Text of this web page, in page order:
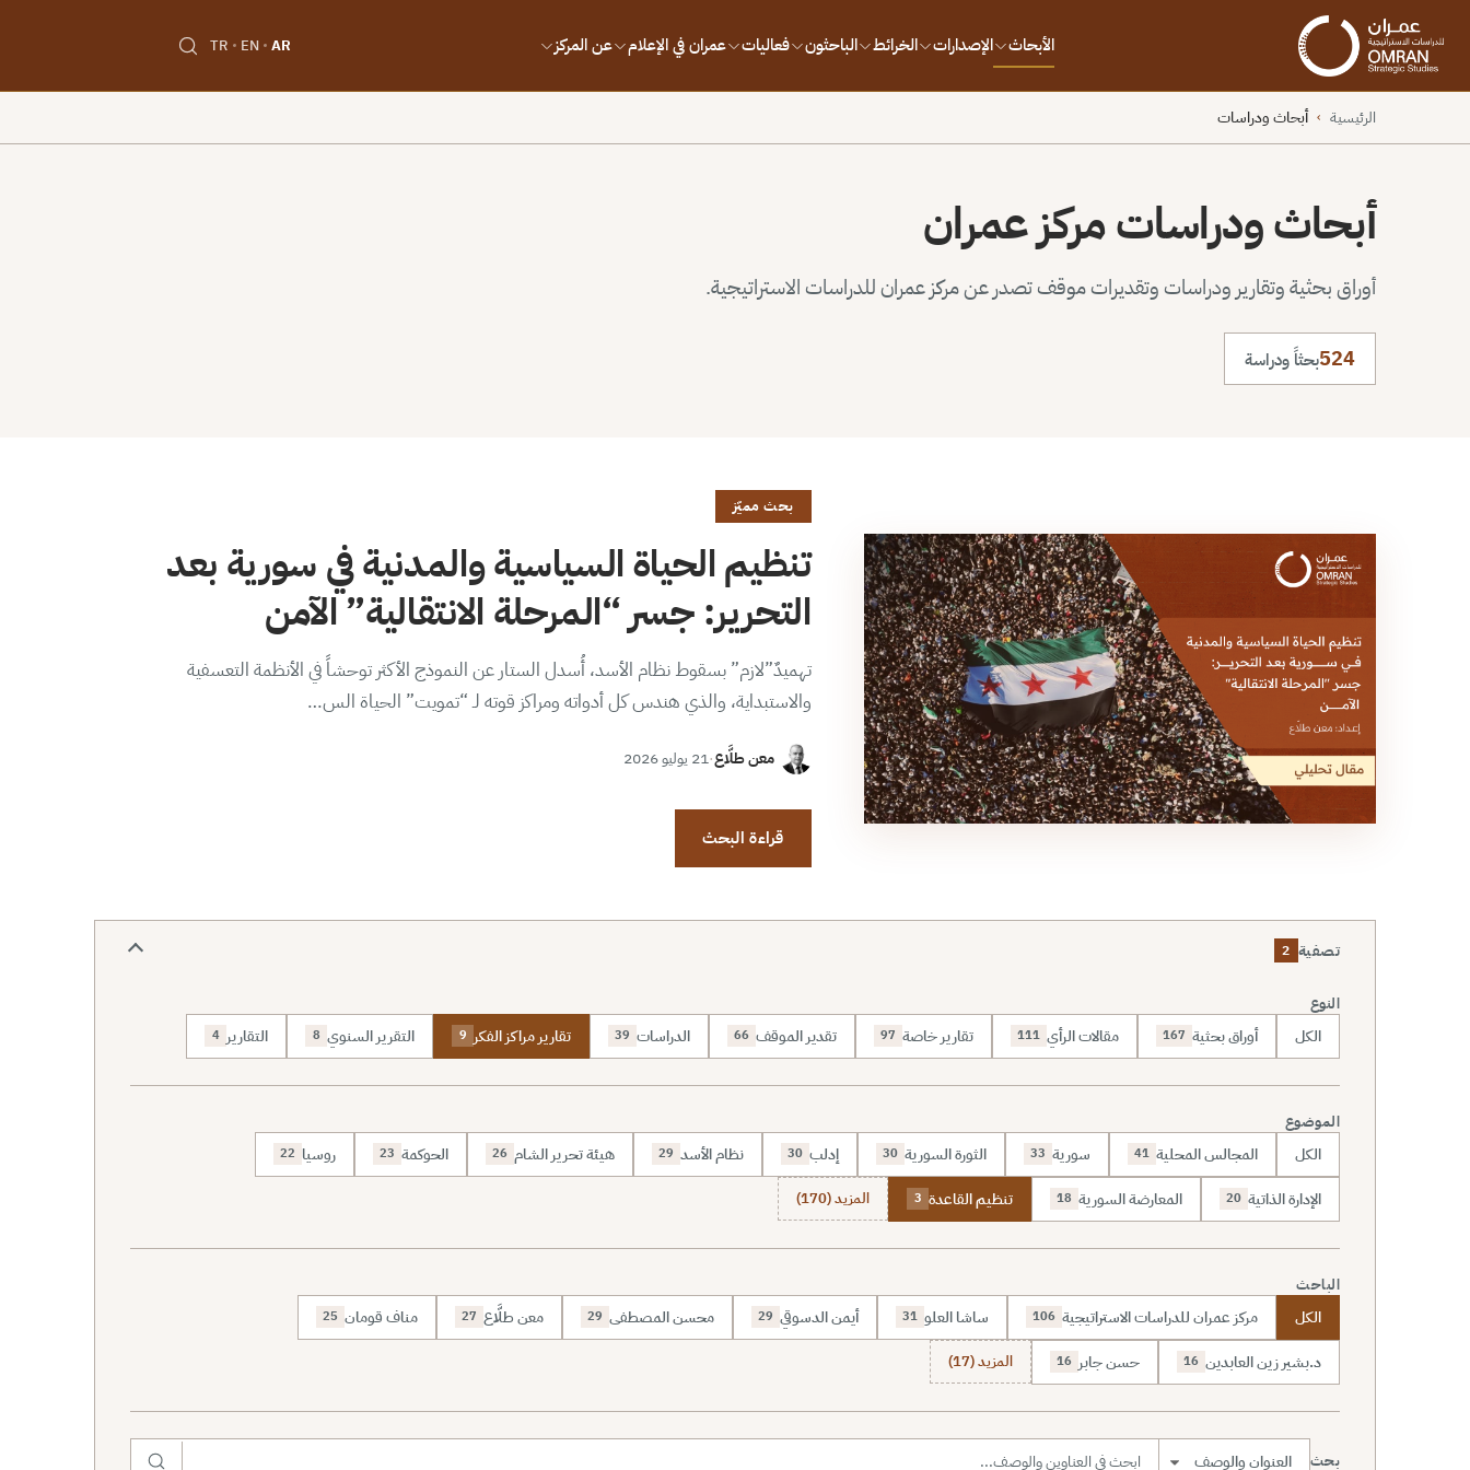
الأبحاث الإصدارات الخرائط الباحثون فعاليات عمران في الإعلام عن المركز AR
EN
TR
الرئيسية › أبحاث ودراسات
أبحاث ودراسات مركز عمران
أوراق بحثية وتقارير ودراسات وتقديرات موقف تصدر عن مركز عمران للدراسات الاستراتيجية.
524بحثاً ودراسة
بحث مميّز
تنظيم الحياة السياسية والمدنية في سورية بعد
التحرير: جسر “المرحلة الانتقالية” الآمن
تهميدٌ”لازم” بسقوط نظام الأسد، أُسدل الستار عن النموذج الأكثر توحشاً في الأنظمة التعسفية
والاستبداية، والذي هندس كل أدواته ومراكز قوته لـ “تمويت” الحياة الس…
معن طلَّاع·21 يوليو 2026
قراءة البحث
تصفية 2
النوع
الكل أوراق بحثية 167 مقالات الرأي 111 تقارير خاصة 97 تقدير الموقف 66 الدراسات 39 تقارير مراكز الفكر 9 التقرير السنوي 8 التقارير 4
الموضوع
الكل المجالس المحلية 41 سورية 33 الثورة السورية 30 إدلب 30 نظام الأسد 29 هيئة تحرير الشام 26 الحوكمة 23 روسيا 22
الإدارة الذاتية 20 المعارضة السورية 18 تنظيم القاعدة 3 المزيد (170)
الباحث
الكل مركز عمران للدراسات الاستراتيجية 106 ساشا العلو 31 أيمن الدسوقي 29 محسن المصطفى 29 معن طلَّاع 27 مناف قومان 25
د.بشير زين العابدين 16 حسن جابر 16 المزيد (17)
بحث